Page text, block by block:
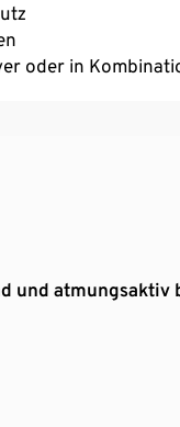
oder in
und atmungsaktiv